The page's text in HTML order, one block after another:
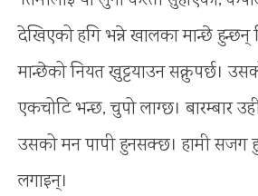
देखिएको हगि भन्ने खालका मान्छे हुन्छन्
मान्छेको नियत खुट्टयाउन सक्नुपर्छ।
एकचोटि भन्छ, चुपो लाग्छ। बारम्बार
उसको मन पापी हुनसक्छ। हामी सजग
लगाइन्।